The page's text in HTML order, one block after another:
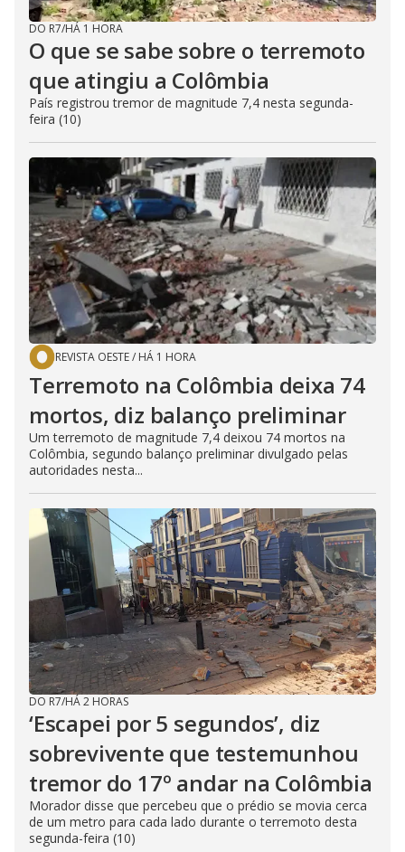
DO R7/HÁ 1 HORA
O que se sabe sobre o terremoto
que atingiu a Colômbia
País registrou tremor de magnitude 7,4 nesta segunda-
feira (10)
REVISTA OESTE/ HÁ 1 HORA
Terremoto na Colômbia deixa 74
mortos, diz balanço preliminar
Um terremoto de magnitude 7,4 deixou 74 mortos na
Colômbia, segundo balanço preliminar divulgado pelas
autoridades nesta...
DO R7/HÁ 2 HORAS
‘Escapei por 5 segundos’, diz
sobrevivente que testemunhou
tremor do 17º andar na Colômbia
Morador disse que percebeu que o prédio se movia cerca
de um metro para cada lado durante o terremoto desta
segunda-feira (10)